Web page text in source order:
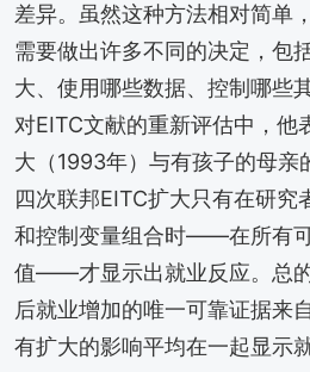
差异。虽然这种方法相对简单
需要做出许多不同的决定，包
大、使用哪些数据、控制哪些
对EITC文献的重新评估中，他
大（1993年）与有孩子的母亲
四次联邦EITC扩大只有在研究
和控制变量组合时——在所有
值——才显示出就业反应。总
后就业增加的唯一可靠证据来
有扩大的影响平均在一起显示